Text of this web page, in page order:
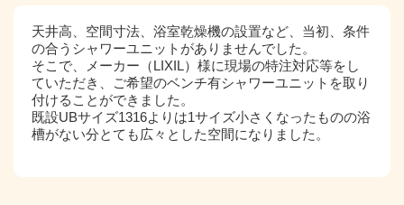
天井高、空間寸法、浴室乾燥機の設置など、当初、条件
の合うシャワーユニットがありませんでした。
そこで、メーカー（LIXIL）様に現場の特注対応等をし
ていただき、ご希望のベンチ有シャワーユニットを取り
付けることができました。
既設UBサイズ1316よりは1サイズ小さくなったものの浴
槽がない分とても広々とした空間になりました。